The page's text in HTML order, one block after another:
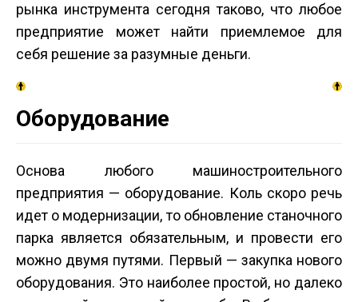
рынка инструмента сегодня таково, что любое
предприятие может найти приемлемое для
себя решение за разумные деньги.
Оборудование
Основа любого машиностроительного
предприятия — оборудование. Коль скоро речь
идет о модернизации, то обновление станочного
парка является обязательным, и провести его
можно двумя путями. Первый — закупка нового
оборудования. Это наиболее простой, но далеко